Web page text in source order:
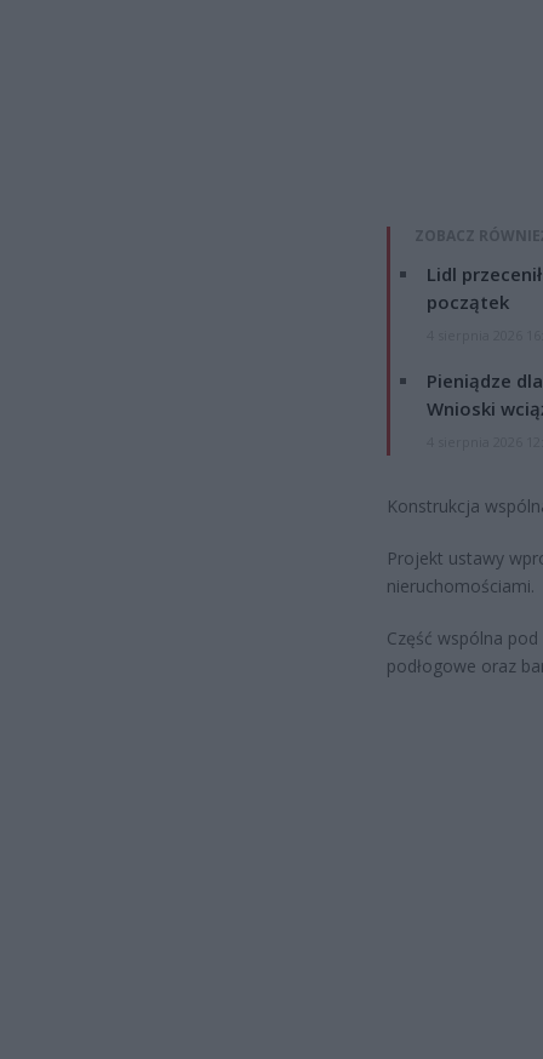
ZOBACZ
Lidl
początek
Pieniądze
Wnioski
Konstrukcja
Projekt ustawy
nieruchomościami.
Część wspólna
podłogowe oraz